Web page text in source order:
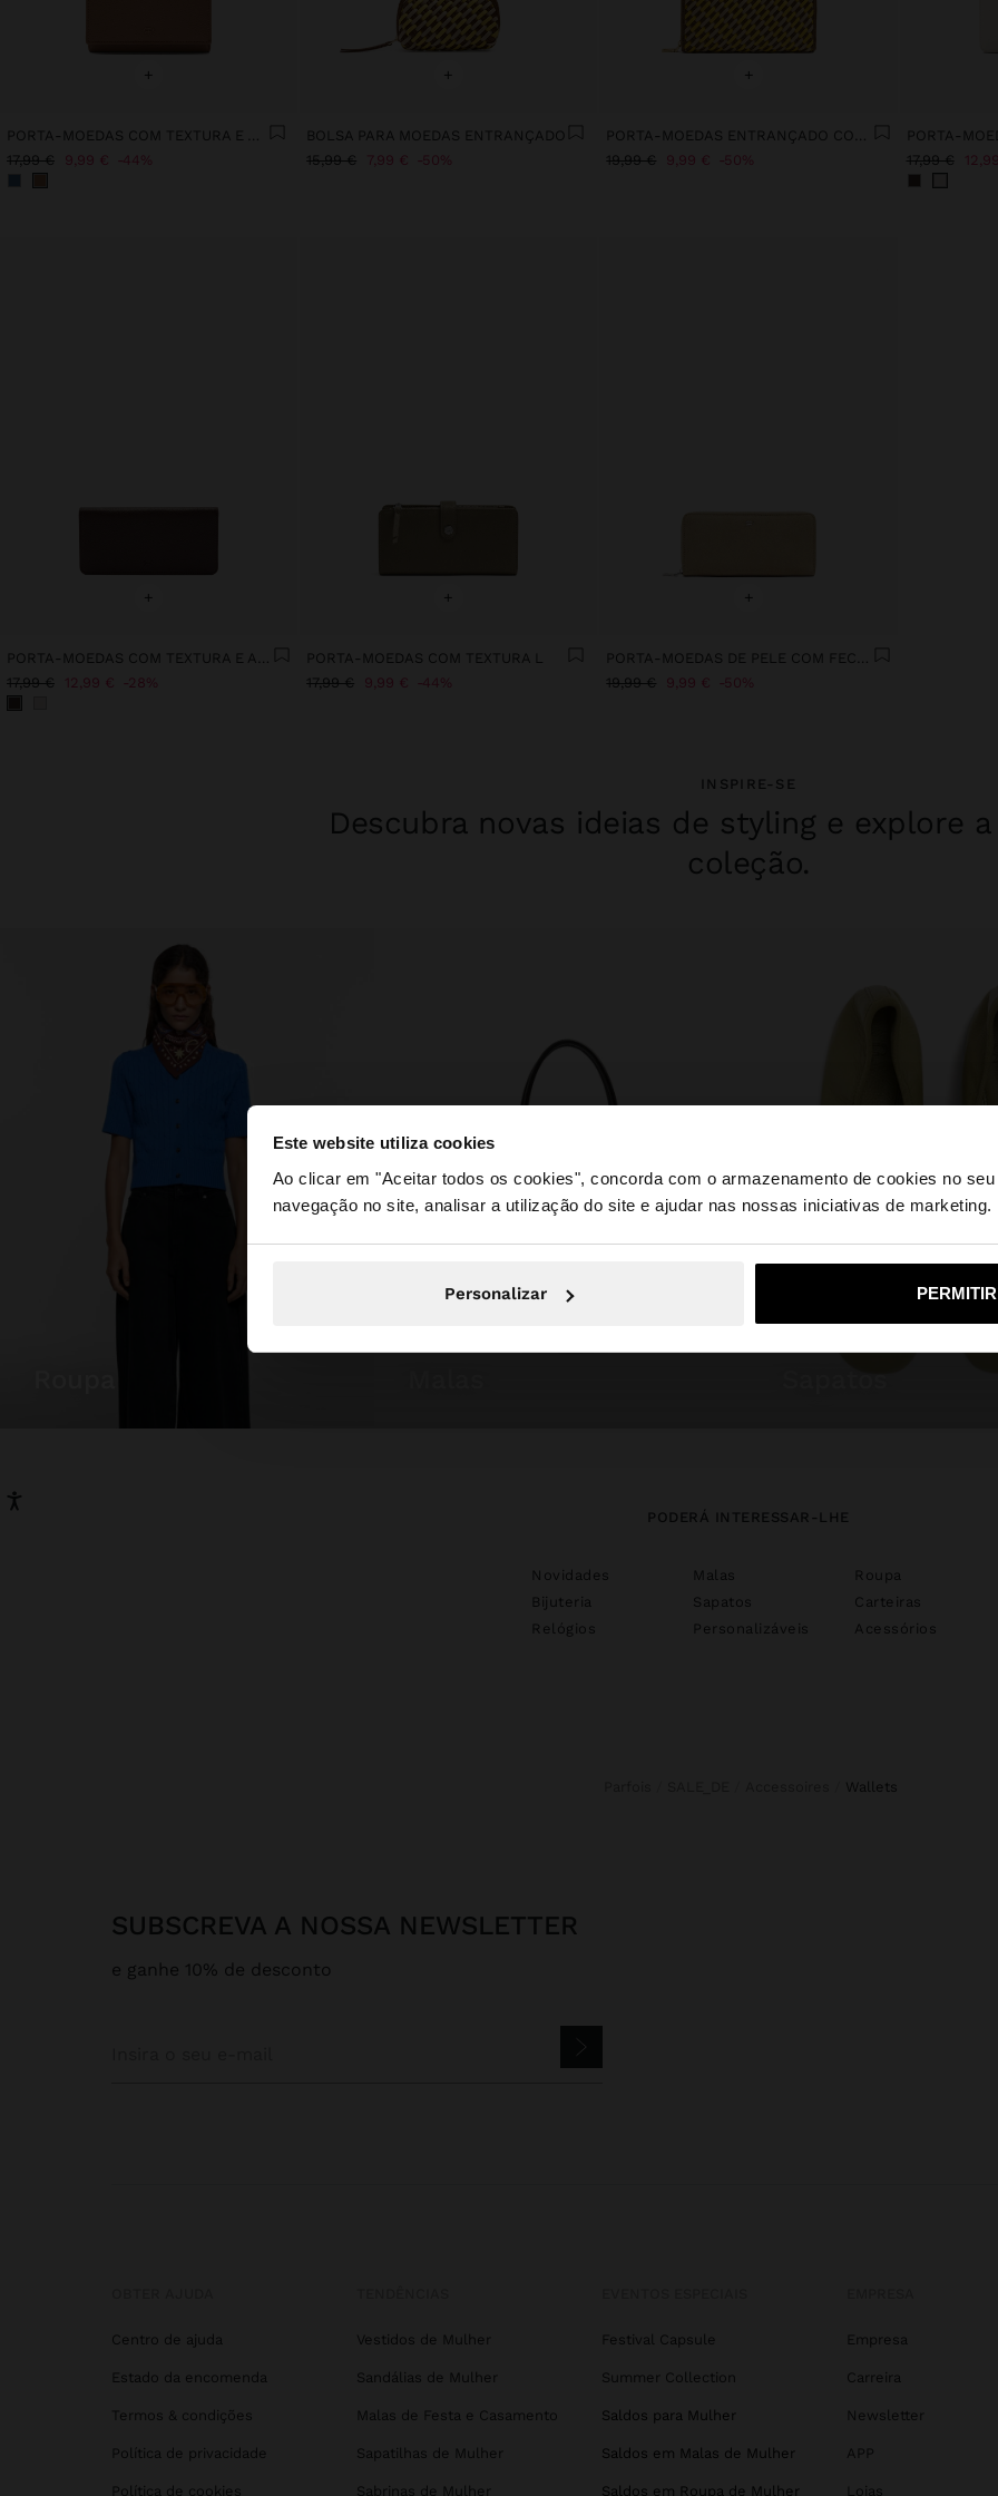
Este website utiliza cookies
Ao clicar em "Aceitar todos os cookies", concorda com o armazenamento de cookies no
navegação no site, analisar a utilização do site e ajudar nas nossas iniciativas de marketing.
Personalizar
olá
Está a aceder ao site a partir de Portugal. Deseja navegar no nosso site
Sim,
+
PORTA-MOEDAS COM TEXTURA E ABA
17,99 € 9,99 € 44%
+
BOLSA PARA MOEDAS ENTRANÇADO
15,99 € 7,99 € 50%
+
PORTA-MOEDAS ENTRANÇADO COM FECHO DE CORRER
19,99 € 9,99 € 50% 17,99 €
+
PORTA-MOEDAS COM TEXTURA E ALÇA DE CORDÃO
17,99 € 12,99 € 28%
+
PORTA-MOEDAS COM TEXTURA L
17,99 € 9,99 € 44%
+
PORTA-MOEDAS DE PELE COM FECHO DE CORRER
19,99 € 9,99 € 50%
INSPIRE-SE
Descubra novas ideias de styling e explore
coleção.
PODERÁ INTERESSAR-LHE
Novidades Malas
Roupa
Bijuteria
Sapatos
Carteiras
Relógios
Personalizáveis Acessórios
wallets
SUBSCREVA A NOSSA NEWSLETTER
e ganhe 10% de desconto
Centro de ajuda
Estado da encomenda
Termos & condições
Política de privacidade
Política de cookies
Vestidos de Mulher
Sandálias de Mulher
Malas de Festa e Casamento
Sapatilhas de Mulher
Sabrinas de Mulher
Festival Capsule
Summer Collection
Saldos para Mulher
Saldos em Malas de Mulher
Saldos em Roupa de Mulher
Empresa
Carreira
Newsletter
APP
Lojas